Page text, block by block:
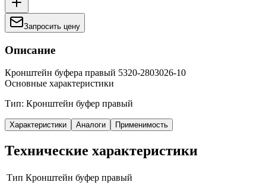
Запросить цену
Описание
Кронштейн буфера правый 5320-2803026-10
Основные характеристики
Тип: Кронштейн буфер правый
Характеристики Аналоги Применимость
Технические характеристики
Тип Кронштейн буфер правый